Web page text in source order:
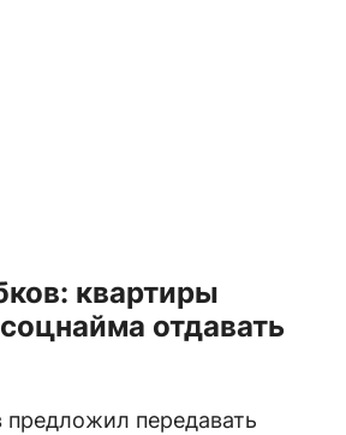
квартиры
отдавать
передавать